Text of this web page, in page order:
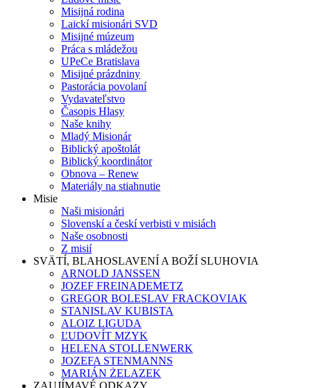
Misijná rodina
Laickí misionári SVD
Misijné múzeum
Práca s mládežou
UPeCe Bratislava
Misijné prázdniny
Pastorácia povolaní
Vydavateľstvo
Časopis Hlasy
Naše knihy
Mladý Misionár
Biblický apoštolát
Biblický koordinátor
Obnova – Renew
Materiály na stiahnutie
Misie
Naši misionári
Slovenskí a českí verbisti v misiách
Naše osobnosti
Z misií
SVÄTÍ, BLAHOSLAVENÍ A BOŽÍ SLUHOVIA
ARNOLD JANSSEN
JOZEF FREINADEMETZ
GREGOR BOLESLAV FRACKOVIAK
STANISLAV KUBISTA
ALOIZ LIGUDA
ĽUDOVÍT MZYK
HELENA STOLLENWERK
JOZEFA STENMANNS
MARIÁN ŻELAZEK
ZAUJÍMAVÉ ODKAZY